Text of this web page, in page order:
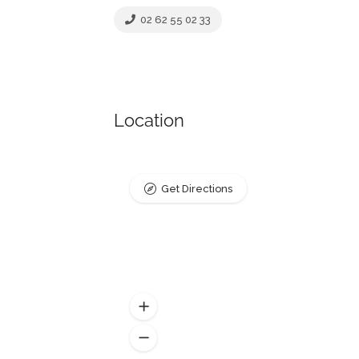
02 62 55 02 33
Location
Get Directions